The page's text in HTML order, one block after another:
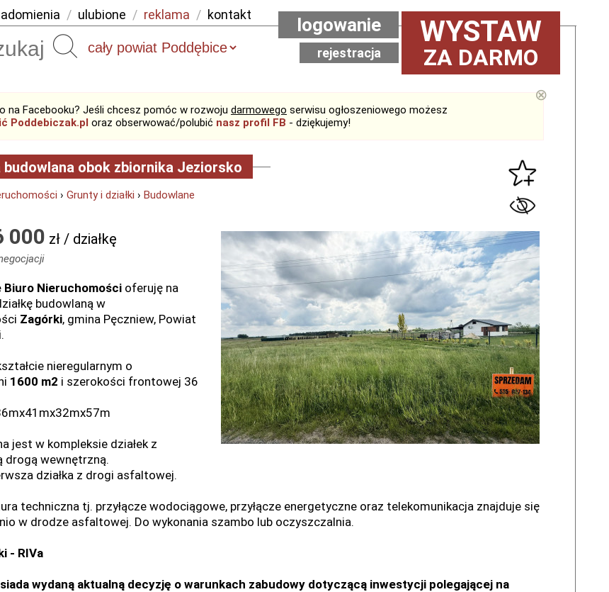
/ ulubione / reklama / kontakt
Szukaj WYSTAW
ZA DARMO
logowanie
rejestracja
na Facebooku? Jeśli chcesz pomóc w rozwoju darmowego serwisu ogłoszeniowego możesz
Poddebiczak.pl oraz obserwować/polubić nasz profil FB - dziękujemy!
⊗
budowlana obok zbiornika Jeziorsko
› Grunty i działki › Budowlane
000 zł / działkę
Biuro Nieruchomości oferuję na
budowlaną w
Zagórki, gmina Pęczniew, Powiat
nieregularnym o
1600 m2 i szerokości frontowej 36
jest w kompleksie działek z
drogą wewnętrzną.
działka z drogi asfaltowej.
techniczna tj. przyłącze wodociągowe, przyłącze energetyczne oraz telekomunikacja znajduje się
w drodze asfaltowej. Do wykonania szambo lub oczyszczalnia.
- RIVa
wydaną aktualną decyzję o warunkach zabudowy dotyczącą inwestycji polegającej na